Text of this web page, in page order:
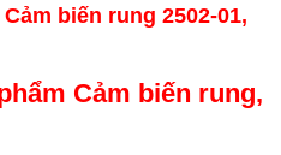
biến rung 2502-01,
Cảm biến rung,